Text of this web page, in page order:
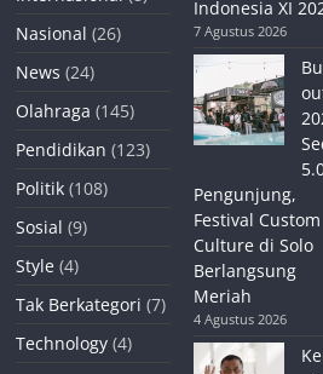
Nasional (26)
News (24)
Olahraga (145)
Pendidikan (123)
Politik (108)
Sosial (9)
Style (4)
Tak Berkategori (7)
Technology (4)
Indonesia XI
7 Agustus 2026
Pengunjung,
Festival Custom
Culture di Solo
Berlangsung
Meriah
4 Agustus 2026